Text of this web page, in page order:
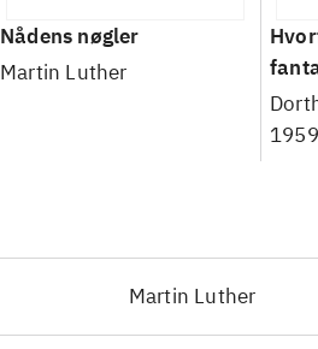
Nådens nøgler
Martin Luther
om
Martin Luther